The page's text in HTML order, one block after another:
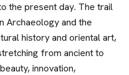
the present day. The trail
Archaeology and the
history and oriental art,
from ancient to
innovation,